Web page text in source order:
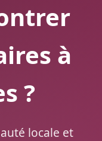
à
?
locale et